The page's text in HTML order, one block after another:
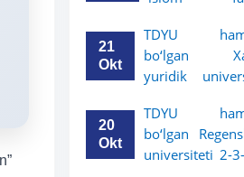
e’lon qildi
kurs
uchun
mobillik
21
Okt
TDYU
bo‘lgan
yuridik
talabalari
akademik
dasturini e’lon
20
Okt
TDYU
bo‘lgan
universiteti 2-3-